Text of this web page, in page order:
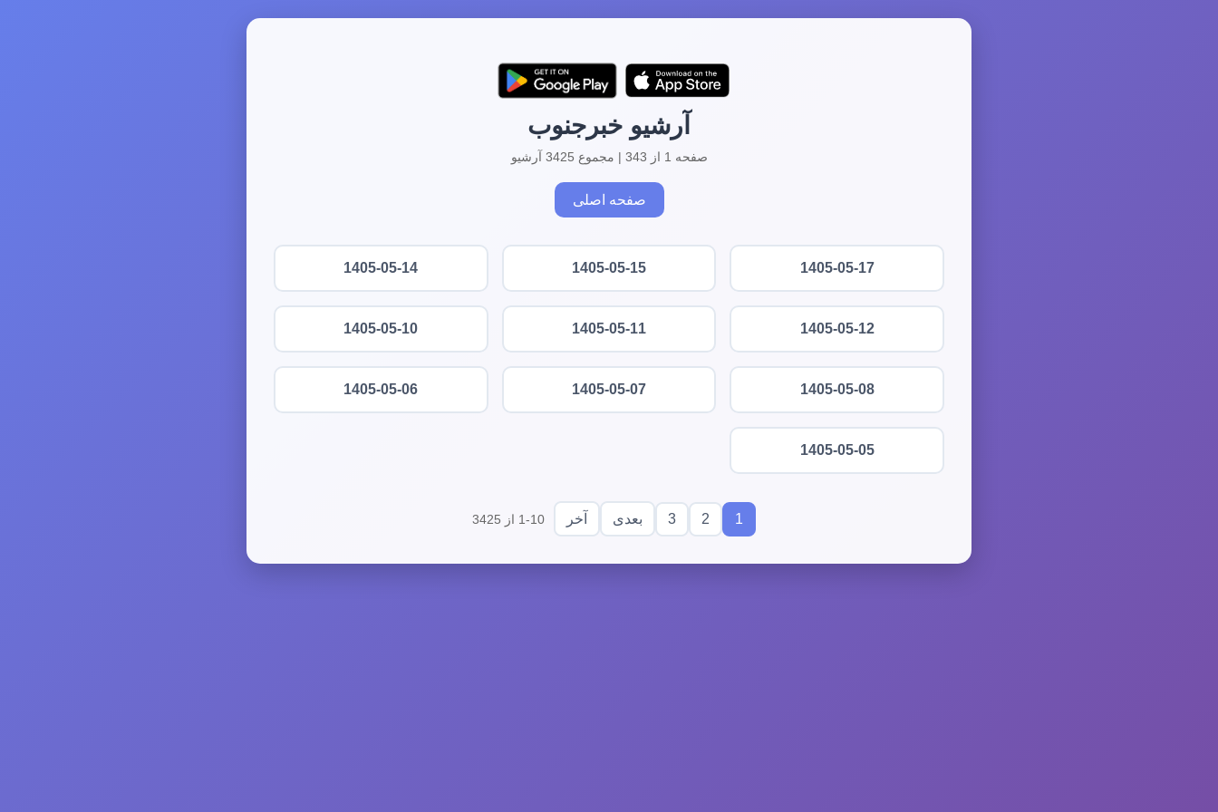
آرشیو خبرجنوب
صفحه 1 از 343 | مجموع 3425 آرشیو
صفحه اصلی
1405-05-17
1405-05-15
1405-05-14
1405-05-12
1405-05-11
1405-05-10
1405-05-08
1405-05-07
1405-05-06
1405-05-05
1
2
3 بعدی آخر 1-10 از 3425